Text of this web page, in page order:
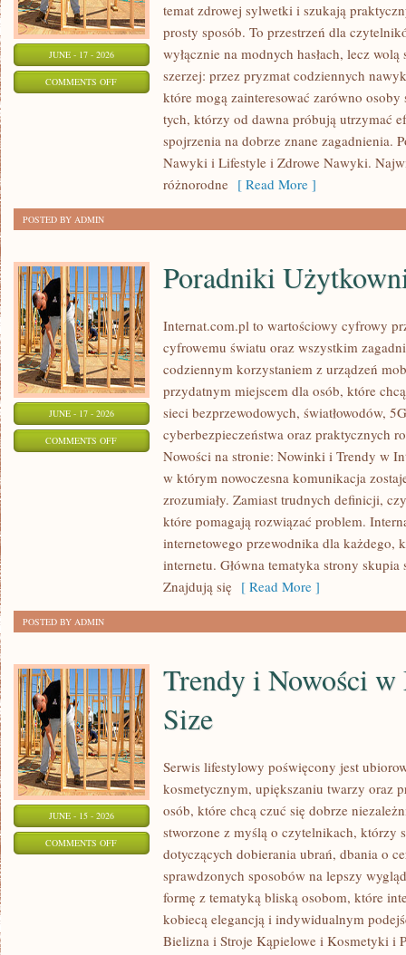
JUNE - 17 - 2026
COMMENTS OFFON
temat zdrowej sylwetki i szukają
prosty sposób. To przestrzeń dla
wyłącznie na modnych hasłach, lecz
szerzej: przez pryzmat codziennych
które mogą zainteresować zarówno
tych, którzy od dawna próbują utrzymać
spojrzenia na dobrze znane zagadnienia.
Nawyki i Lifestyle i Zdrowe Nawyki.
różnorodne [ Read More ]
POSTED BY ADMIN
JUNE - 17 - 2026
COMMENTS OFFON
PORADNIKI
UŻYTKOWNIKA
Poradniki
Internat.com.pl to wartościowy cyfrowy
cyfrowemu światu oraz wszystkim
codziennym korzystaniem z urządzeń
przydatnym miejscem dla osób, które
sieci bezprzewodowych, światłowodów,
cyberbezpieczeństwa oraz praktycznych
Nowości na stronie: Nowinki i Trendy w
w którym nowoczesna komunikacja
zrozumiały. Zamiast trudnych definicji,
które pomagają rozwiązać problem.
internetowego przewodnika dla każdego,
internetu. Główna tematyka strony
Znajdują się [ Read More ]
POSTED BY ADMIN
JUNE - 15 - 2026
COMMENTS OFFON
Trendy i Nowości w
Size
Serwis lifestylowy poświęcony jest
kosmetycznym, upiększaniu twarzy oraz
osób, które chcą czuć się dobrze
stworzone z myślą o czytelnikach, którzy
dotyczących dobierania ubrań, dbania o
sprawdzonych sposobów na lepszy
formę z tematyką bliską osobom, które
kobiecą elegancją i indywidualnym
Bielizna i Stroje Kąpielowe i Kosmetyki i